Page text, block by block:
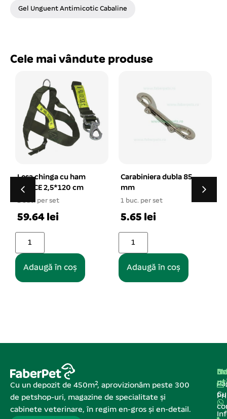
Gel Unguent Antimicotic Cabaline
Cele mai vândute produse
Carabiniera dubla 85
mm
1 buc. per set
5.65 lei
Adaugă în coș
Tesala cu dinti densi si
maner lemn 12*8 cm
1 buc. per set
13.91 lei
Adaugă în coș
Cu un depozit de 450m², aprovizionăm peste 300
de petshop-uri, magazine de specialitate și
cabinete veterinare, în regim en-gros și en-detail.